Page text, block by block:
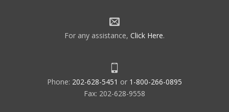
For any assistance, Click Here.
Phone: 202-628-5451 or 1-800-266-0895
Fax: 202-628-9558